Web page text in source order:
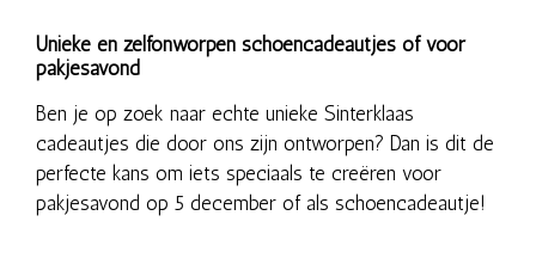
Unieke en zelfonworpen schoencadeautjes of voor
pakjesavond
Ben je op zoek naar echte unieke Sinterklaas
cadeautjes die door ons zijn ontworpen? Dan is dit de
perfecte kans om iets speciaals te creëren voor
pakjesavond op 5 december of als schoencadeautje!